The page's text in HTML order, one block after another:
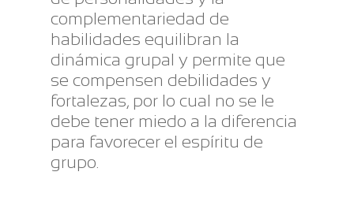
complementariedad de
habilidades equilibran la
dinámica grupal y permite que
se compensen debilidades y
fortalezas, por lo cual no se le
debe tener miedo a la diferencia
para favorecer el espíritu de
grupo.